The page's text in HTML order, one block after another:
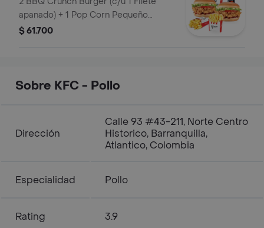
apanado) + 1 Pop Corn Pequeño
(Trocitos de pechuga apanados) + 2
$ 61.700
Sobre KFC - Pollo
Dirección
Calle 93 #43-211, Norte Centro
Historico, Barranquilla,
Atlantico, Colombia
Especialidad Pollo
Rating 3.9